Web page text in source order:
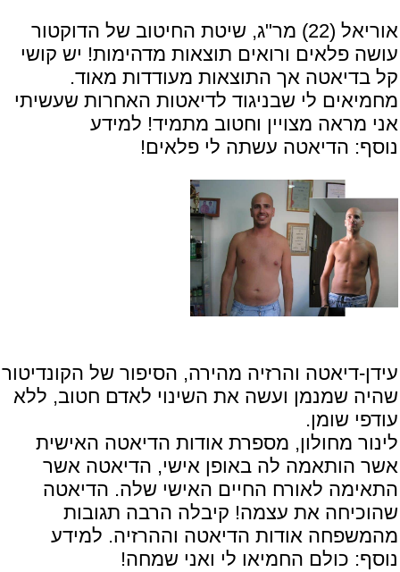
אוריאל (22) מר"ג, שיטת החיטוב של הדוקטור
עושה פלאים ורואים תוצאות מדהימות! יש קושי
קל בדיאטה אך התוצאות מעודדות מאוד.
מחמיאים לי שבניגוד לדיאטות האחרות שעשיתי
אני מראה מצויין וחטוב מתמיד! למידע
נוסף: הדיאטה עשתה לי פלאים!
עידן-דיאטה והרזיה מהירה, הסיפור של הקונדיטור
שהיה שמנמן ועשה את השינוי לאדם חטוב, ללא
עודפי שומן.
לינור מחולון, מספרת אודות הדיאטה האישית
אשר הותאמה לה באופן אישי, הדיאטה אשר
התאימה לאורח החיים האישי שלה. הדיאטה
שהוכיחה את עצמה! קיבלה הרבה תגובות
מהמשפחה אודות הדיאטה וההרזיה. למידע
נוסף: כולם החמיאו לי ואני שמחה!